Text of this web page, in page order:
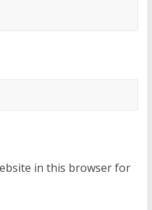
in this browser for